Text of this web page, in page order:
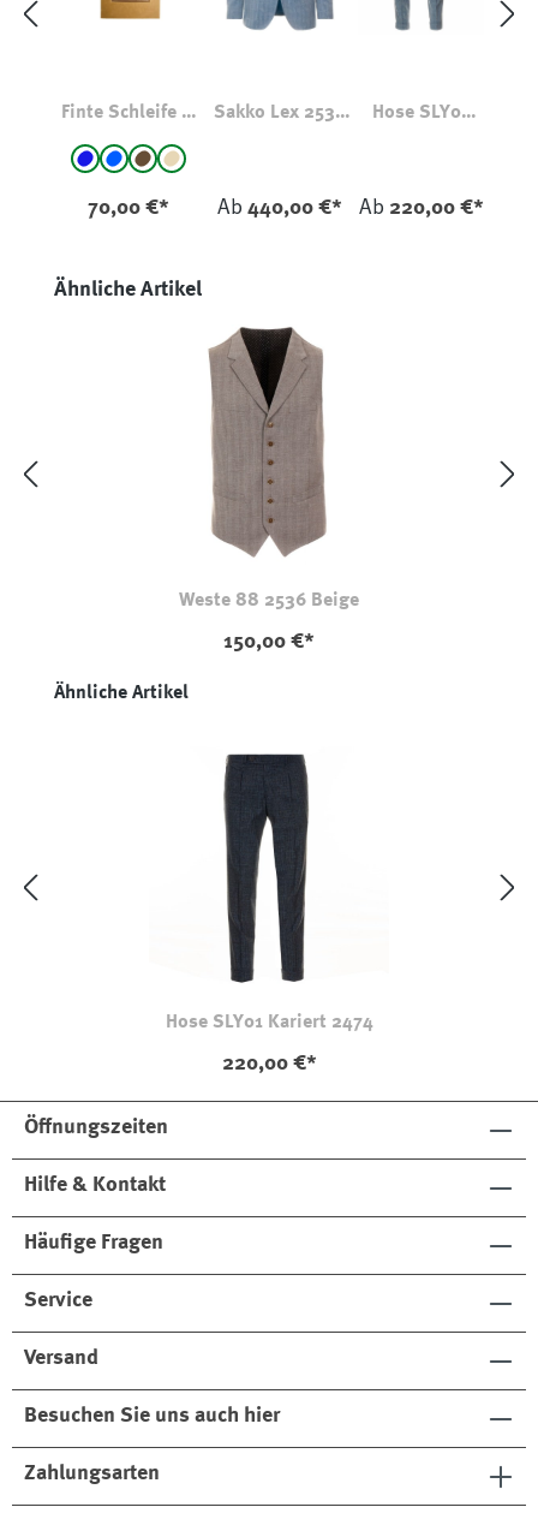
Finte Schleife &
Farbeauswählen
Blaublau - gemustert
braunbeige
70,00 €*
Sakko Lex 2536
Ab440,00 €*
Hose SLY01
Ab 220,00 €*
Produktgalerie überspringen
Ähnliche Artikel
Weste 88 2536 Beige
150,00 €*
Produktgalerie überspringen
Ähnliche Artikel
Hose SLY01 Kariert 2474
220,00 €*
Öffnungszeiten
Hilfe & Kontakt
Häufige Fragen
Service
Versand
Besuchen Sie uns auch hier
Zahlungsarten